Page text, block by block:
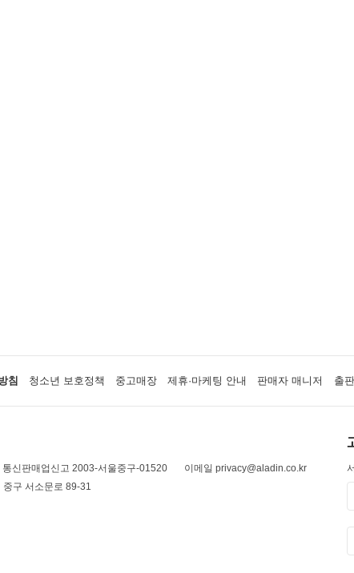
침 청소년 보호정책 중고매장 제휴·마케팅 안내 판매자 매니저 출
통신판매업신고 2003-서울중구-01520
이메일 privacy@aladin.co.kr
중구 서소문로 89-31